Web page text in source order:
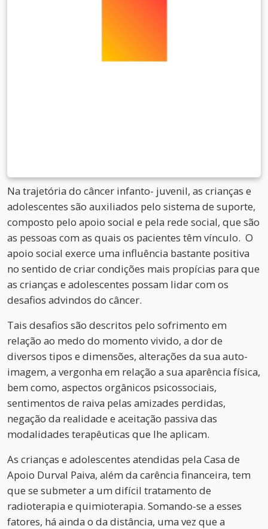
Na trajetória do câncer infanto- juvenil, as crianças e
adolescentes são auxiliados pelo sistema de suporte,
composto pelo apoio social e pela rede social, que são
as pessoas com as quais os pacientes têm vínculo. O
apoio social exerce uma influência bastante positiva
no sentido de criar condições mais propícias para que
as crianças e adolescentes possam lidar com os
desafios advindos do câncer.
Tais desafios são descritos pelo sofrimento em
relação ao medo do momento vivido, a dor de
diversos tipos e dimensões, alterações da sua auto-
imagem, a vergonha em relação a sua aparência física,
bem como, aspectos orgânicos psicossociais,
sentimentos de raiva pelas amizades perdidas,
negação da realidade e aceitação passiva das
modalidades terapêuticas que lhe aplicam.
As crianças e adolescentes atendidas pela Casa de
Apoio Durval Paiva, além da carência financeira, tem
que se submeter a um difícil tratamento de
radioterapia e quimioterapia. Somando-se a esses
fatores, há ainda o da distância, uma vez que a